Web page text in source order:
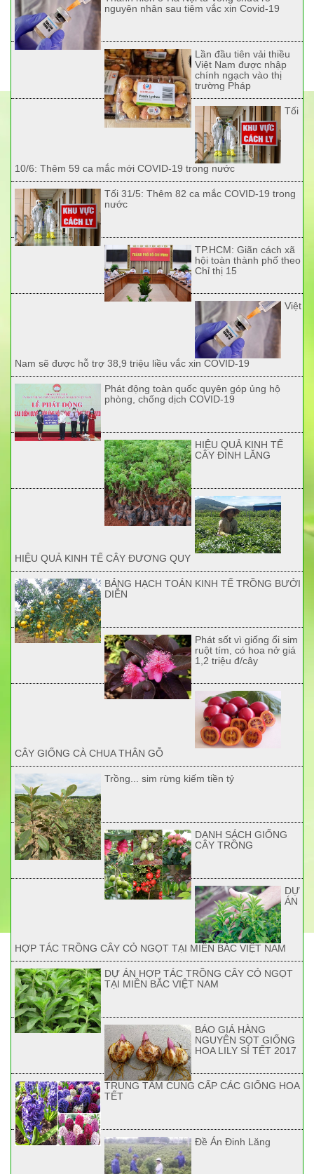
nguyên nhân sau tiêm vắc xin Covid-19
Lần đầu tiên vải thiều
Việt Nam được nhập
chính ngạch vào thị
trường Pháp
Tối
10/6: Thêm 59 ca mắc mới COVID-19 trong nước
Tối 31/5: Thêm 82 ca mắc COVID-19 trong
nước
TP.HCM: Giãn cách xã
hội toàn thành phố theo
Chỉ thị 15
Việt
Nam sẽ được hỗ trợ 38,9 triệu liều vắc xin COVID-19
Phát động toàn quốc quyên góp ủng hộ
phòng, chống dịch COVID-19
HIỆU QUẢ KINH TẾ
CÂY ĐINH LĂNG
HIỆU QUẢ KINH TẾ CÂY ĐƯƠNG QUY
BẢNG HẠCH TOÁN KINH TẾ TRỒNG BƯỞI
DIỄN
Phát sốt vì giống ổi sim
ruột tím, có hoa nở giá
1,2 triệu đ/cây
CÂY GIỐNG CÀ CHUA THÂN GỖ
Trồng... sim rừng kiếm tiền tỷ
DANH SÁCH GIỐNG
CÂY TRỒNG
DỰ
ÁN
HỢP TÁC TRỒNG CÂY CỎ NGỌT TẠI MIỀN BẮC VIỆT NAM
DỰ ÁN HỢP TÁC TRỒNG CÂY CỎ NGỌT
TẠI MIỀN BẮC VIỆT NAM
BÁO GIÁ HÀNG
NGUYÊN SỌT GIỐNG
HOA LILY SỈ TẾT 2017
TRUNG TÂM CUNG CẤP CÁC GIỐNG HOA
TẾT
Đề Án Đinh Lăng